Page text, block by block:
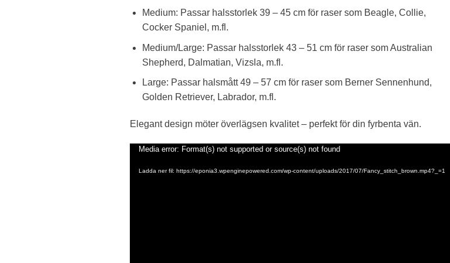
Medium: Passar halsstorlek 39 – 45 cm för raser som Beagle, Collie,
Cocker Spaniel, m.fl.
Medium/Large: Passar halsstorlek 43 – 51 cm för raser som Australian
Shepherd, Dalmatian, Vizsla, m.fl.
Large: Passar halsmått 49 – 57 cm för raser som Berner Sennenhund,
Golden Retriever, Labrador, m.fl.
Elegant design möter överlägsen kvalitet – perfekt för din fyrbenta vän.
Videospelare
Media error: Format(s) not supported or source(s) not found
Ladda ner fil: https://eponia3.wpenginepowered.com/wp-content/uploads/2017/07/Fancy_stitch_brown.mp4?_=1